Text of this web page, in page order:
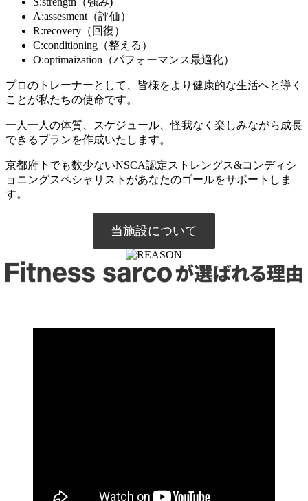
A:assesment（評価）
R:recovery（回復）
C:conditioning（整える）
O:optimaization（パフォーマンス最適化）
プロのトレーナーとして、皆様をより健康的な生活へと導く
ことが私たちの使命です。
一人一人の体質、スケジュール、怪我なく楽しみながら成長
できるプランを作成いたします。
京都府下でも数少ないNSCA認定ストレングス&コンディシ
ョニングスペシャリストがあなたのゴールをサポートしま
す。
当施設について